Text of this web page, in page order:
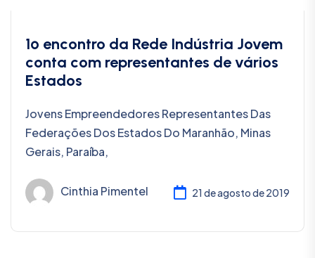
1º encontro da Rede Indústria Jovem
conta com representantes de vários
Estados
Jovens Empreendedores Representantes Das
Federações Dos Estados Do Maranhão, Minas
Gerais, Paraíba,
Cinthia Pimentel 21 de agosto de 2019